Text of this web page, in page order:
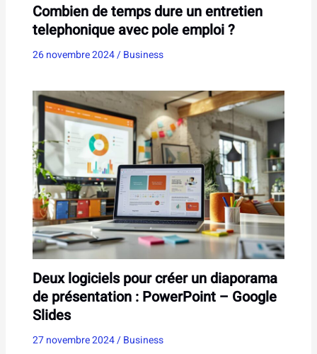
Combien de temps dure un entretien
telephonique avec pole emploi ?
26 novembre 2024/Business
Deux logiciels pour créer un diaporama
de présentation : PowerPoint – Google
Slides
27 novembre 2024/Business